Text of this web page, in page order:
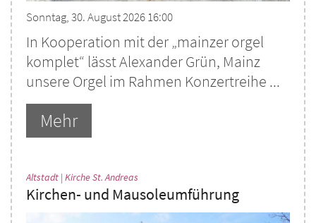
Sonntag, 30. August 2026 16:00
In Kooperation mit der „mainzer orgel
komplet“ lässt Alexander Grün, Mainz
unsere Orgel im Rahmen Konzertreihe ...
Mehr
Altstadt | Kirche St. Andreas
Kirchen- und Mausoleumführung